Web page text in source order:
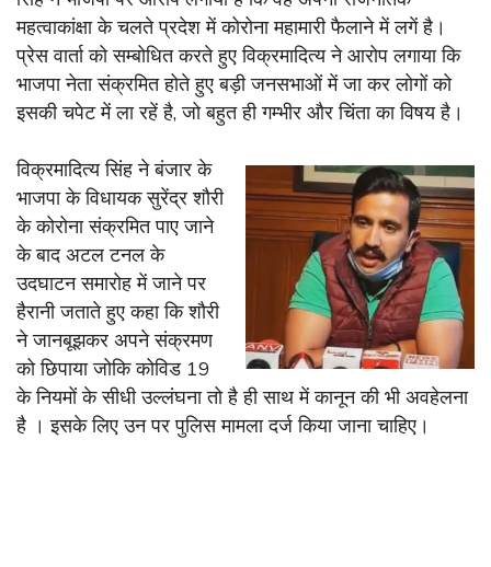
महत्वाकांक्षा के चलते प्रदेश में कोरोना महामारी फैलाने में लगें है।
प्रेस वार्ता को सम्बोधित करते हुए विक्रमादित्य ने आरोप लगाया कि
भाजपा नेता संक्रमित होते हुए बड़ी जनसभाओं में जा कर लोगों को
इसकी चपेट में ला रहें है, जो बहुत ही गम्भीर और चिंता का विषय है।
विक्रमादित्य सिंह ने बंजार के
भाजपा के विधायक सुरेंद्र शौरी
के कोरोना संक्रमित पाए जाने
के बाद अटल टनल के
उदघाटन समारोह में जाने पर
हैरानी जताते हुए कहा कि शौरी
ने जानबूझकर अपने संक्रमण
को छिपाया जोकि कोविड 19
के नियमों के सीधी उल्लंघना तो है ही साथ में कानून की भी अवहेलना
है । इसके लिए उन पर पुलिस मामला दर्ज किया जाना चाहिए।